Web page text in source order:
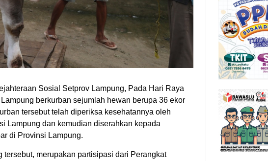
Sosial Setprov Lampung, Pada Hari Raya
berkurban sejumlah hewan berupa 36 ekor
tersebut telah diperiksa kesehatannya oleh
Lampung dan kemudian diserahkan kepada
di Provinsi Lampung.
merupakan partisipasi dari Perangkat